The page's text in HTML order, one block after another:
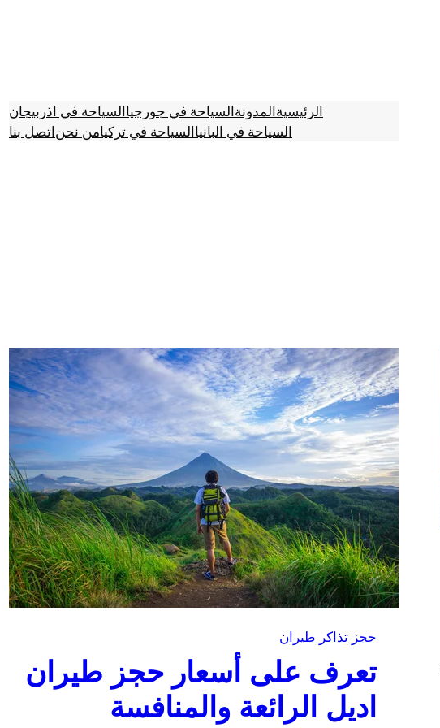
الرئيسيةالمدونةالسياحة في جورجياالسياحة في اذربيجان
السياحة في البانياالسياحة في تركيامن نحناتصل بنا
حجز تذاكر طيران
تعرف على أسعار حجز طيران
اديل الرائعة والمنافسة